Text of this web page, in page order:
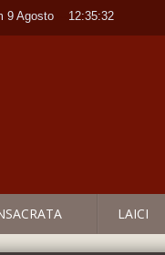
9 Agosto 12:35:32
LAICI